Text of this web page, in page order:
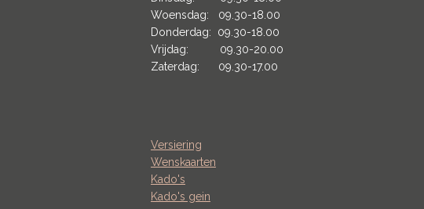
Woensdag: 09.30-18.00
Donderdag: 09.30-18.00
Vrijdag: 09.30-20.00
Zaterdag: 09.30-17.00
Versiering
Wenskaarten
Kado's
Kado's gein